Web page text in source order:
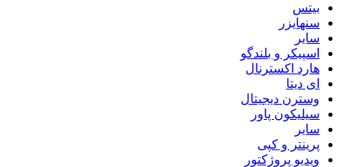
بیتس
سنهایزر
سایر
اسپیکر و بلندگو
هارد اکسترنال
ای دیتا
وسترن دیجیتال
سیلیکون پاور
سایر
پرینتر و کپی
ویدیو پروژکتور